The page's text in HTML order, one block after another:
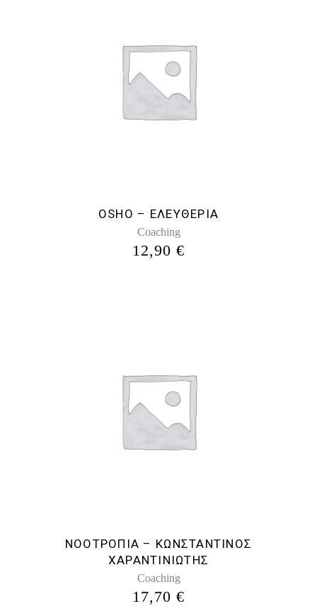
OSHO – ΕΛΕΥΘΕΡΙΑ
Coaching
12,90€
ΝΟΟΤΡΟΠΙΑ – ΚΩΝΣΤΑΝΤΙΝΟΣ
ΧΑΡΑΝΤΙΝΙΩΤΗΣ
Coaching
17,70€